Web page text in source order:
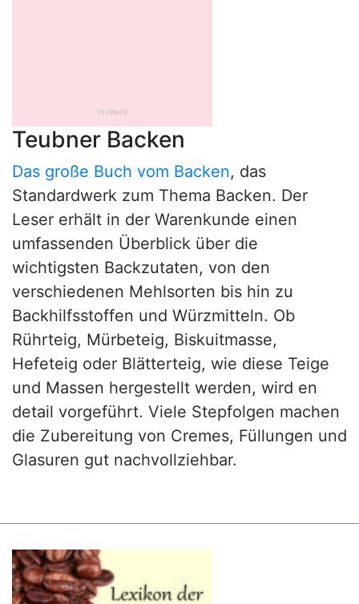
Teubner Backen
Das große Buch vom Backen, das
Standardwerk zum Thema Backen. Der
Leser erhält in der Warenkunde einen
umfassenden Überblick über die
wichtigsten Backzutaten, von den
verschiedenen Mehlsorten bis hin zu
Backhilfsstoffen und Würzmitteln. Ob
Rührteig, Mürbeteig, Biskuitmasse,
Hefeteig oder Blätterteig, wie diese Teige
und Massen hergestellt werden, wird en
detail vorgeführt. Viele Stepfolgen machen
die Zubereitung von Cremes, Füllungen und
Glasuren gut nachvollziehbar.